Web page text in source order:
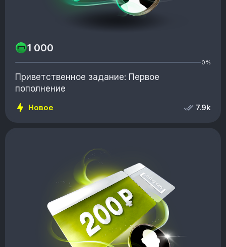
1 000
0%
Приветственное задание: Первое
пополнение
Новое 7.9k